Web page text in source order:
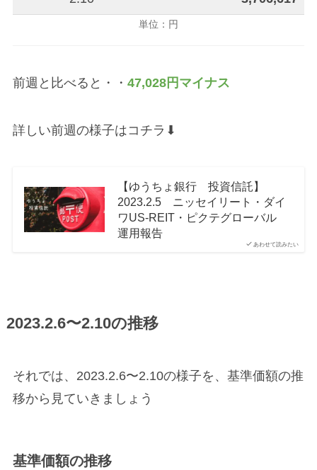
単位：円
前週と比べると・・ 47,028円マイナス
詳しい前週の様子はコチラ⬇︎
あわせて読みたい
【ゆうちょ銀行 投資信託】
2023.2.5 ニッセイリート・ダイ
ワUS-REIT・ピクテグローバル
運用報告
2023.2.6〜2.10の推移
それでは、2023.2.6〜2.10の様子を、基準価額の推
移から見ていきましょう
基準価額の推移